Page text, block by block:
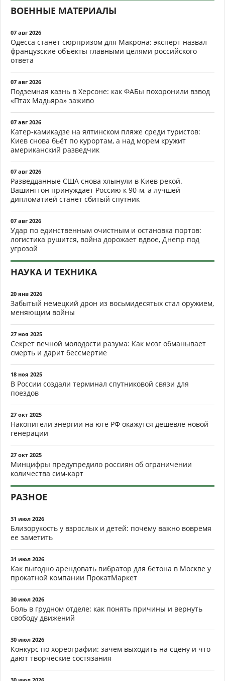
ВОЕННЫЕ МАТЕРИАЛЫ
07 авг 2026
Одесса станет сюрпризом для Макрона: эксперт назвал
французские объекты главными целями российского
ответа
07 авг 2026
Подземная казнь в Херсоне: как ФАБы похоронили взвод
«Птах Мадьяра» заживо
07 авг 2026
Катер-камикадзе на ялтинском пляже среди туристов:
Киев снова бьёт по курортам, а над морем кружит
американский разведчик
07 авг 2026
Разведданные США снова хлынули в Киев рекой.
Вашингтон принуждает Россию к 90-м, а лучшей
дипломатией станет сбитый спутник
07 авг 2026
Удар по единственным очистным и остановка портов:
логистика рушится, война дорожает вдвое, Днепр под
угрозой
НАУКА И ТЕХНИКА
20 янв 2026
Забытый немецкий дрон из восьмидесятых стал оружием,
меняющим войны
27 ноя 2025
Секрет вечной молодости разума: Как мозг обманывает
смерть и дарит бессмертие
18 ноя 2025
В России создали терминал спутниковой связи для
поездов
27 окт 2025
Накопители энергии на юге РФ окажутся дешевле новой
генерации
27 окт 2025
Минцифры предупредило россиян об ограничении
количества сим-карт
РАЗНОЕ
31 июл 2026
Близорукость у взрослых и детей: почему важно вовремя
ее заметить
31 июл 2026
Как выгодно арендовать вибратор для бетона в Москве у
прокатной компании ПрокатМаркет
30 июл 2026
Боль в грудном отделе: как понять причины и вернуть
свободу движений
30 июл 2026
Конкурс по хореографии: зачем выходить на сцену и что
дают творческие состязания
30 июл 2026